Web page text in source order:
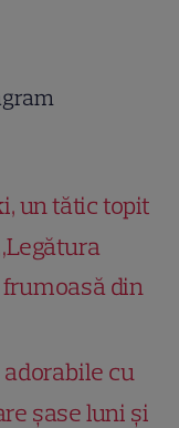
un tătic topit
din
cu
șase luni și